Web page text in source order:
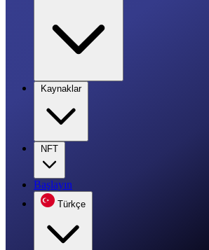
Kaynaklar
NFT
Başlayın
Türkçe